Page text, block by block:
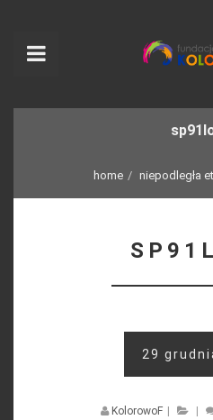
home niepodległa
29
KolorowoF